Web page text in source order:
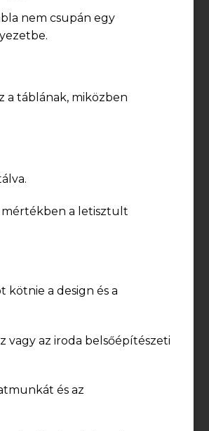
nem csupán egy
a táblának, miközben
mértékben a letisztult
kötnie a design és a
az iroda belsőépítészeti
és az